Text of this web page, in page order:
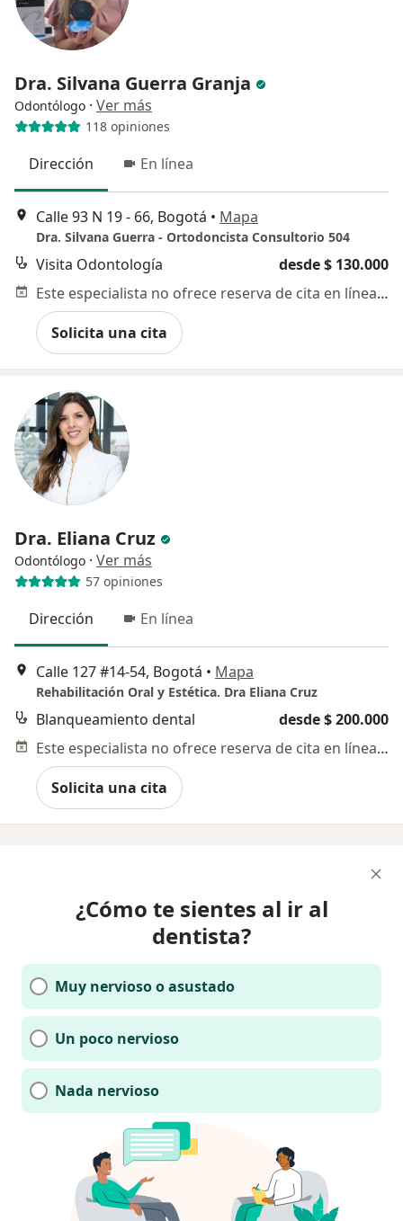
Dra. Silvana Guerra Granja
Odontólogo · Ver más
118 opiniones
Dirección En línea
Calle 93 N 19 - 66, Bogotá • Mapa
Dra. Silvana Guerra - Ortodoncista Consultorio 504
Visita Odontología
desde $ 130.000
Este especialista no ofrece reserva de cita en línea en esta dirección.
Solicita una cita
Dra. Eliana Cruz
Odontólogo · Ver más
57 opiniones
Dirección En línea
Calle 127 #14-54, Bogotá • Mapa
Rehabilitación Oral y Estética. Dra Eliana Cruz
Blanqueamiento dental
desde $ 200.000
Este especialista no ofrece reserva de cita en línea en esta dirección.
Solicita una cita
¿Cómo te sientes al ir al
dentista?
Muy nervioso o asustado
Un poco nervioso
Nada nervioso